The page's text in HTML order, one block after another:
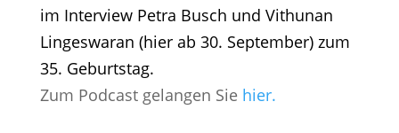
im Interview Petra Busch und Vithunan
Lingeswaran (hier ab 30. September) zum
35. Geburtstag.
Zum Podcast gelangen Sie hier.